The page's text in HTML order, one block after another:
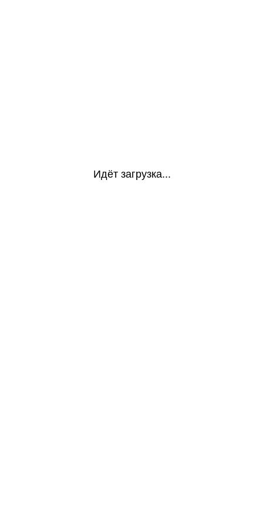
Идёт загрузка...